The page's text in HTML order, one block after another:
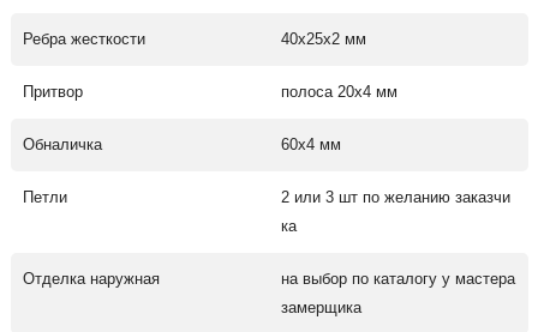
Ребра жесткости 40х25х2 мм
Притвор полоса 20х4 мм
Обналичка 60х4 мм
Петли
2 или 3 шт по желанию заказчи
ка
Отделка наружная
на выбор по каталогу у мастера
замерщика